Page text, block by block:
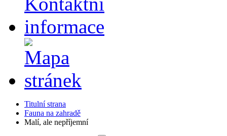
Titulní strana
Fauna na zahradě
Malí, ale nepříjemní